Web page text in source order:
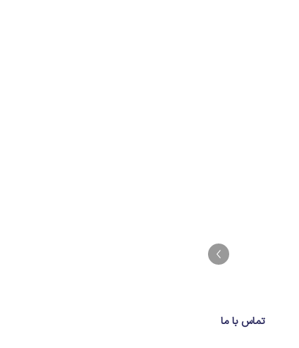
تماس با ما